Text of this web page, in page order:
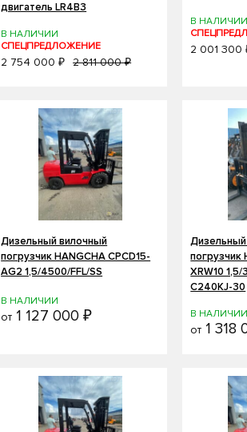
двигатель LR4B3
В НАЛИЧИИ
СПЕЦПРЕДЛОЖЕНИЕ
2 754 000 ₽ 2 811 000 ₽
В НАЛИЧИИ
2 001 300
Дизельный вилочный
погрузчик HANGCHA CPCD15-
AG2 1,5/4500/FFL/SS
В НАЛИЧИИ
от 1 127 000 ₽
погрузчик
XRW10
C240KJ-30
В НАЛИЧИИ
от 1 318